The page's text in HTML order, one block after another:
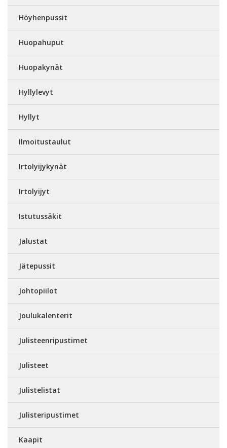
Höyhenpussit
Huopahuput
Huopakynät
Hyllylevyt
Hyllyt
Ilmoitustaulut
Irtolyijykynät
Irtolyijyt
Istutussäkit
Jalustat
Jätepussit
Johtopiilot
Joulukalenterit
Julisteenripustimet
Julisteet
Julistelistat
Julisteripustimet
Kaapit